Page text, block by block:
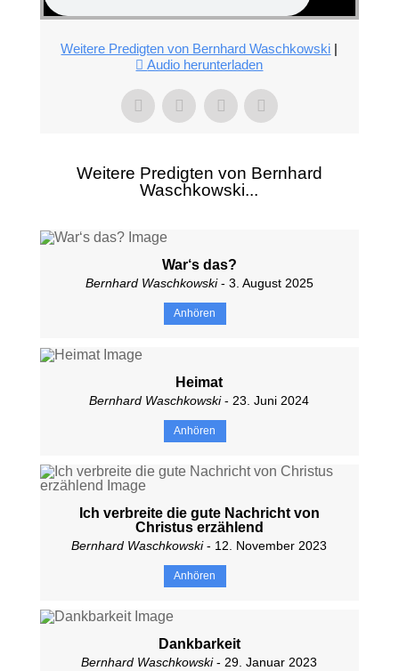
Weitere Predigten von Bernhard Waschkowski |
Audio herunterladen
Weitere Predigten von Bernhard
Waschkowski...
War‘s das?
Bernhard Waschkowski- 3. August 2025
Anhören
Heimat
Bernhard Waschkowski- 23. Juni 2024
Anhören
Ich verbreite die gute Nachricht von
Christus erzählend
Bernhard Waschkowski- 12. November 2023
Anhören
Dankbarkeit
Bernhard Waschkowski- 29. Januar 2023